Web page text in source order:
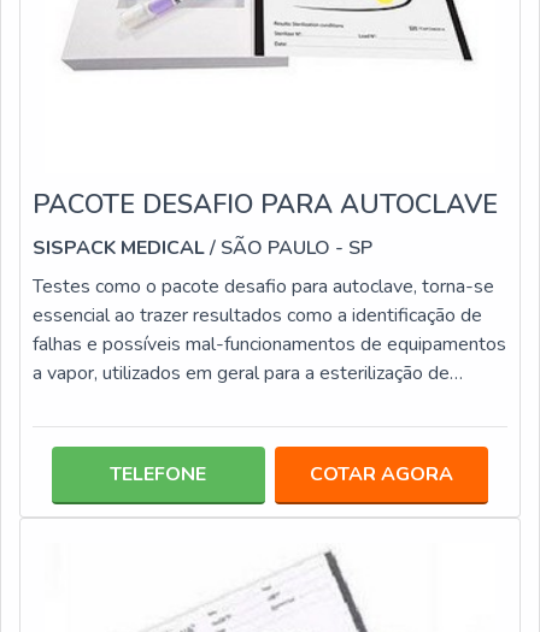
PACOTE DESAFIO PARA AUTOCLAVE
SISPACK MEDICAL/ SÃO PAULO - SP
Testes como o pacote desafio para autoclave, torna-se
essencial ao trazer resultados como a identificação de
falhas e possíveis mal-funcionamentos de equipamentos
a vapor, utilizados em geral para a esterilização de
saída ou entrada indevida de ar podem afetar o
funcionalidade dos processos de esterilização que
trazem segurança e cumprem com medidas obrigatórias
para realização de diversos procediment
TELEFONE COTAR AGORA